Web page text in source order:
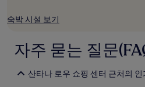
숙박 시설 보기
자주 묻는 질문
산타나 로우 쇼핑 센터 근처의